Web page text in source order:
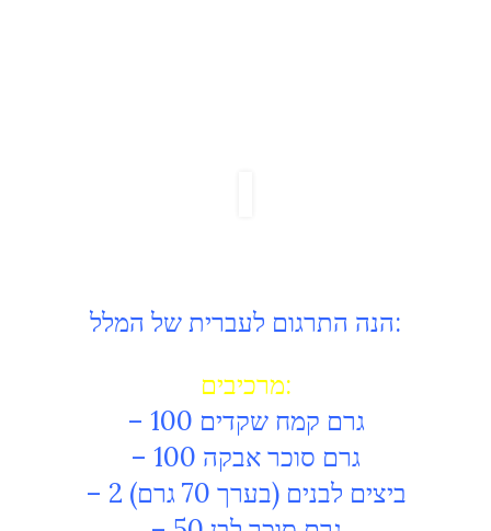
הנה התרגום לעברית של המלל:
מרכיבים:
– 100 גרם קמח שקדים
– 100 גרם סוכר אבקה
– 2 ביצים לבנים (בערך 70 גרם)